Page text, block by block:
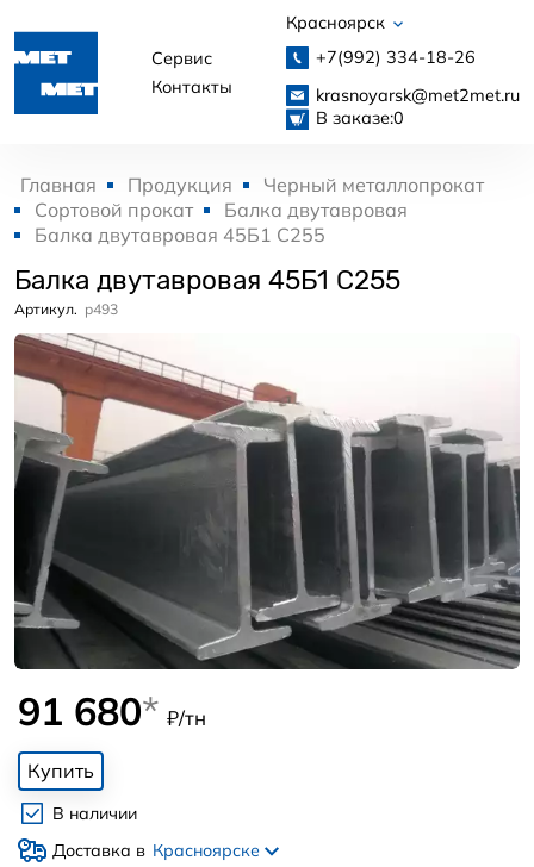
Сервис
Контакты
Красноярск
+7(992) 334-18-26
krasnoyarsk@met2met.ru
В заказе:0
Главная Продукция
Черный металлопрокат
Сортовой прокат
Балка двутавровая
Балка двутавровая 45Б1 С255
Балка двутавровая 45Б1 С255
Артикул. p493
91 680* ₽/тн
Купить
В наличии
Доставка в Красноярске